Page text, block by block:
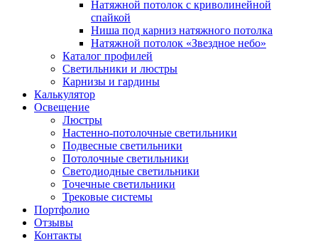
Натяжной потолок с криволинейной
спайкой
Ниша под карниз натяжного потолка
Натяжной потолок «Звездное небо»
Каталог профилей
Светильники и люстры
Карнизы и гардины
Калькулятор
Освещение
Люстры
Настенно-потолочные светильники
Подвесные светильники
Потолочные светильники
Светодиодные светильники
Точечные светильники
Трековые системы
Портфолио
Отзывы
Контакты